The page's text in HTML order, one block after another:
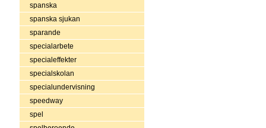
spanska
spanska sjukan
sparande
specialarbete
specialeffekter
specialskolan
specialundervisning
speedway
spel